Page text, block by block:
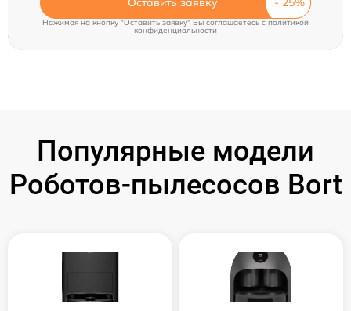
Нажимая на кнопку "Оставить заявку" Вы соглашаетесь cполитикой
конфиденциальности
Популярные модели
Роботов-пылесосов Bort